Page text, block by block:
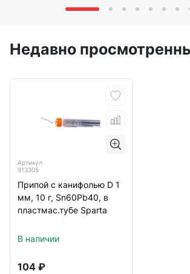
Недавно
Артикул
913305
Припой с канифолью D 1
мм, 10 г, Sn60Pb40, в
пластмас.тубе Sparta
В наличии
104 ₽